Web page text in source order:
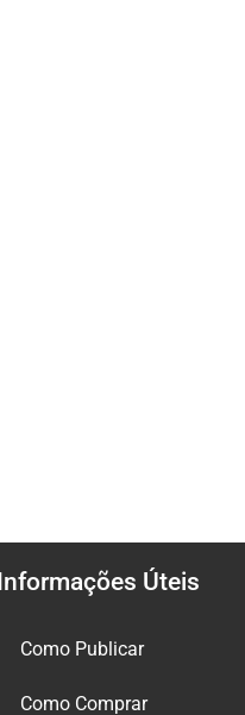
Úteis
Como Publicar
Como Comprar